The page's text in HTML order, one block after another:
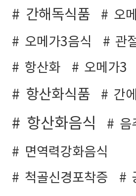
간해독식품
오
오메가3음식
관
항산화
오메가3
항산화식품 간
항산화음식
음
면역력강화음식
척골신경포착증